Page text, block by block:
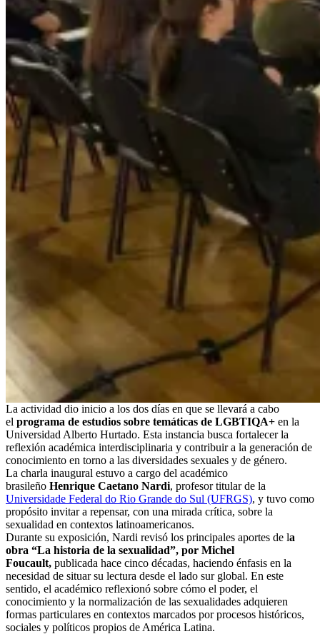
La actividad dio inicio a los dos días en que se llevará a cabo
el programa de estudios sobre temáticas de LGBTIQA+ en la
Universidad Alberto Hurtado. Esta instancia busca fortalecer la
reflexión académica interdisciplinaria y contribuir a la generación de
conocimiento en torno a las diversidades sexuales y de género.
La charla inaugural estuvo a cargo del académico
brasileño Henrique Caetano Nardi, profesor titular de la
Universidade Federal do Rio Grande do Sul (UFRGS), y tuvo como
propósito invitar a repensar, con una mirada crítica, sobre la
sexualidad en contextos latinoamericanos.
Durante su exposición, Nardi revisó los principales aportes de la
obra “La historia de la sexualidad”, por Michel
Foucault, publicada hace cinco décadas, haciendo énfasis en la
necesidad de situar su lectura desde el lado sur global. En este
sentido, el académico reflexionó sobre cómo el poder, el
conocimiento y la normalización de las sexualidades adquieren
formas particulares en contextos marcados por procesos históricos,
sociales y políticos propios de América Latina.